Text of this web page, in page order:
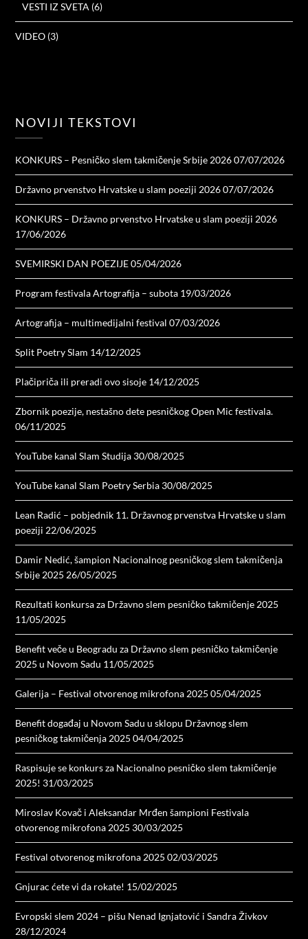
VESTI IZ SVETA (6)
VIDEO (3)
NOVIJI TEKSTOVI
KONKURS – Pesničko slem takmičenje Srbije 2026 07/07/2026
Državno prvenstvo Hrvatske u slam poeziji 2026 07/07/2026
KONKURS – Državno prvenstvo Hrvatske u slam poeziji 2026
17/06/2026
SVEMIRSKI DAN POEZIJE 05/04/2026
Program festivala Artografija – subota 19/03/2026
Artografija – multimedijalni festival 07/03/2026
Split Poetry Slam 14/12/2025
Plačipriča ili preradi ovo sisoje 14/12/2025
Zbornik poezije, nestašno dete pesničkog Open Mic festivala.
06/11/2025
YouTube kanal Slam Studija 30/08/2025
YouTube kanal Slam Poetry Serbia 30/08/2025
Lean Radić – pobjednik 11. Državnog prvenstva Hrvatske u slam
poeziji 22/06/2025
Damir Nedić, šampion Nacionalnog pesničkog slem takmičenja
Srbije 2025 26/05/2025
Rezultati konkursa za Državno slem pesničko takmičenje 2025
11/05/2025
Benefit veče u Beogradu za Državno slem pesničko takmičenje
2025 u Novom Sadu 11/05/2025
Galerija – Festival otvorenog mikrofona 2025 05/04/2025
Benefit događaj u Novom Sadu u sklopu Državnog slem
pesničkog takmičenja 2025 04/04/2025
Raspisuje se konkurs za Nacionalno pesničko slem takmičenje
2025! 31/03/2025
Miroslav Kovač i Aleksandar Mrđen šampioni Festivala
otvorenog mikrofona 2025 30/03/2025
Festival otvorenog mikrofona 2025 02/03/2025
Gnjurac ćete vi da rokate! 15/02/2025
Evropski slem 2024 – pišu Nenad Ignjatović i Sandra Živkov
28/12/2024